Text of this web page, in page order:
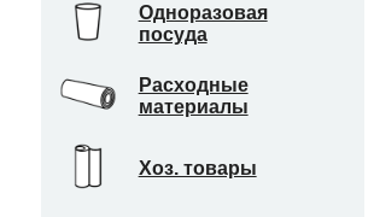
Одноразовая
посуда
Расходные
материалы
Хоз. товары